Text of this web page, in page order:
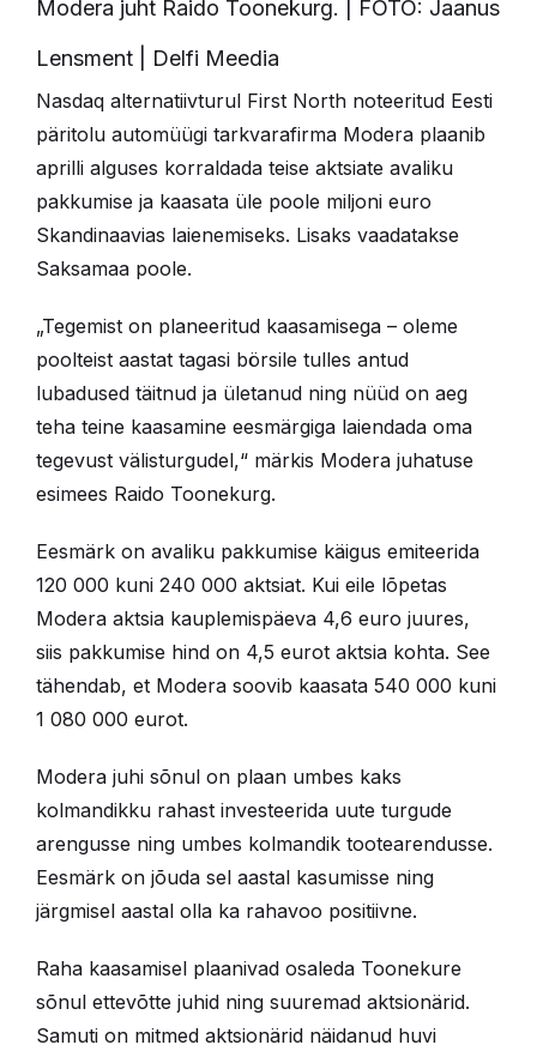
Modera juht Raido Toonekurg. | FOTO: Jaanus
Lensment | Delfi Meedia
Nasdaq alternatiivturul First North noteeritud Eesti
päritolu automüügi tarkvarafirma Modera plaanib
aprilli alguses korraldada teise aktsiate avaliku
pakkumise ja kaasata üle poole miljoni euro
Skandinaavias laienemiseks. Lisaks vaadatakse
Saksamaa poole.
„Tegemist on planeeritud kaasamisega – oleme
poolteist aastat tagasi börsile tulles antud
lubadused täitnud ja ületanud ning nüüd on aeg
teha teine kaasamine eesmärgiga laiendada oma
tegevust välisturgudel,“ märkis Modera juhatuse
esimees Raido Toonekurg.
Eesmärk on avaliku pakkumise käigus emiteerida
120 000 kuni 240 000 aktsiat. Kui eile lõpetas
Modera aktsia kauplemispäeva 4,6 euro juures,
siis pakkumise hind on 4,5 eurot aktsia kohta. See
tähendab, et Modera soovib kaasata 540 000 kuni
1 080 000 eurot.
Modera juhi sõnul on plaan umbes kaks
kolmandikku rahast investeerida uute turgude
arengusse ning umbes kolmandik tootearendusse.
Eesmärk on jõuda sel aastal kasumisse ning
järgmisel aastal olla ka rahavoo positiivne.
Raha kaasamisel plaanivad osaleda Toonekure
sõnul ettevõtte juhid ning suuremad aktsionärid.
Samuti on mitmed aktsionärid näidanud huvi